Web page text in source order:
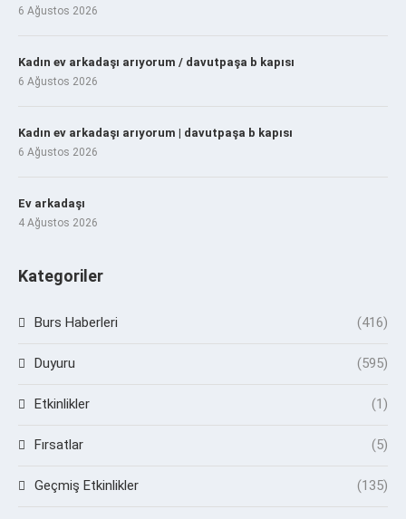
6 Ağustos 2026
Kadın ev arkadaşı arıyorum / davutpaşa b kapısı
6 Ağustos 2026
Kadın ev arkadaşı arıyorum | davutpaşa b kapısı
6 Ağustos 2026
Ev arkadaşı
4 Ağustos 2026
Kategoriler
Burs Haberleri (416)
Duyuru (595)
Etkinlikler (1)
Fırsatlar (5)
Geçmiş Etkinlikler (135)